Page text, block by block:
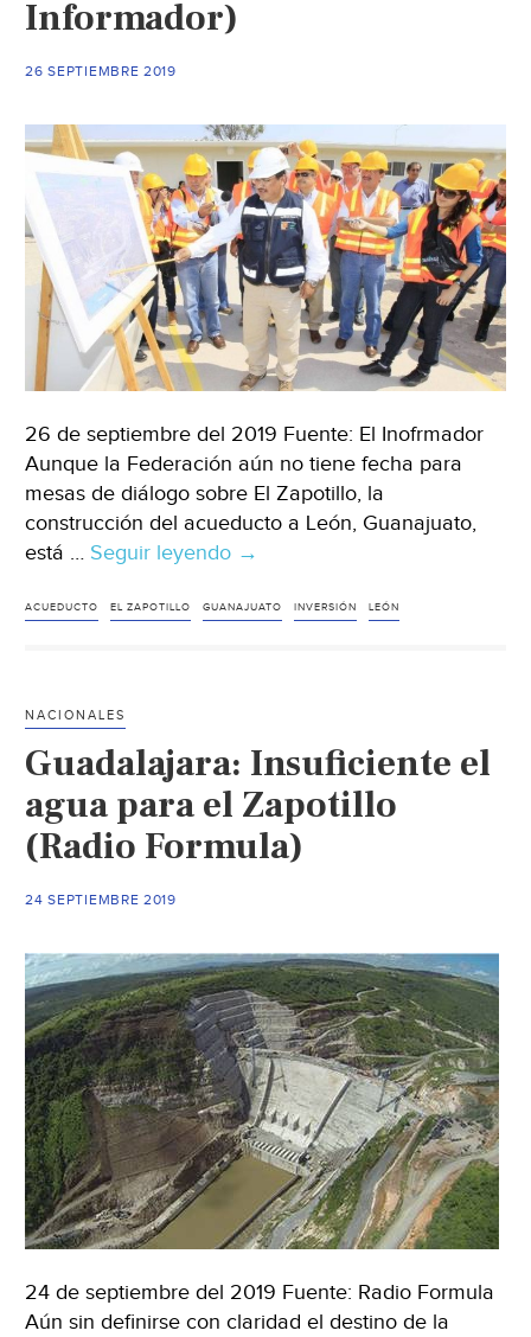
(Periódico
correo)
Informador)
26 SEPTIEMBRE 2019
26 de septiembre del 2019 Fuente: El Inofrmador
Aunque la Federación aún no tiene fecha para
mesas de diálogo sobre El Zapotillo, la
construcción del acueducto a León, Guanajuato,
está … Seguir leyendo Guanajuato:
acueducto
el
doble
(El
Informador)
→
ACUEDUCTO EL ZAPOTILLO GUANAJUATO INVERSIÓN LEÓN
NACIONALES
Guadalajara: Insuficiente el
agua para el Zapotillo
(Radio Formula)
24 SEPTIEMBRE 2019
24 de septiembre del 2019 Fuente: Radio Formula
Aún sin definirse con claridad el destino de la